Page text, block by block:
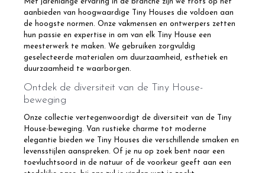
aanbieden van hoogwaardige Tiny Houses die voldoen aan
de hoogste normen. Onze vakmensen en ontwerpers zetten
hun passie en expertise in om van elk Tiny House een
meesterwerk te maken. We gebruiken zorgvuldig
geselecteerde materialen om duurzaamheid, esthetiek en
duurzaamheid te waarborgen.
Ontdek de diversiteit van de Tiny House-
beweging
Onze collectie vertegenwoordigt de diversiteit van de Tiny
House-beweging. Van rustieke charme tot moderne
elegantie bieden we Tiny Houses die verschillende smaken en
levensstijlen aanspreken. Of je nu op zoek bent naar een
toevluchtsoord in de natuur of de voorkeur geeft aan een